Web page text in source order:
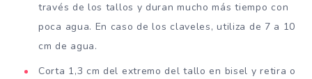
través de los tallos y duran mucho más tiempo con
poca agua. En caso de los claveles, utiliza de 7 a 10
cm de agua.
Corta 1,3 cm del extremo del tallo en bisel y retira o